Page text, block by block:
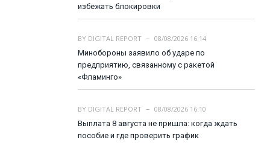
избежать блокировки
BY DIGITAL REPORT
08/08/2026 16:14
Минобороны заявило об ударе по
предприятию, связанному с ракетой
«Фламинго»
BY DIGITAL REPORT
08/08/2026 16:10
Выплата 8 августа не пришла: когда ждать
пособие и где проверить график